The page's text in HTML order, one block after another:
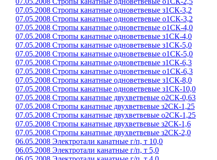
07.05.2008 Стропы канатные одноветвевые з1СК-3,2
07.05.2008 Стропы канатные одноветвевые о1СК-3,2
07.05.2008 Стропы канатные одноветвевые о1СК-4,0
07.05.2008 Стропы канатные одноветвевые з1СК-4,0
07.05.2008 Стропы канатные одноветвевые з1СК-5,0
07.05.2008 Стропы канатные одноветвевые о1СК-5,0
07.05.2008 Стропы канатные одноветвевые з1СК-6,3
07.05.2008 Стропы канатные одноветвевые о1СК-6,3
07.05.2008 Стропы канатные одноветвевые з1СК-8,0
07.05.2008 Стропы канатные одноветвевые з1СК-10,0
07.05.2008 Стропы канатные двухветвевые о2СК-0,63
07.05.2008 Стропы канатные двухветвевые з2СК-1,25
07.05.2008 Стропы канатные двухветвевые о2СК-1,25
07.05.2008 Стропы канатные двухветвевые з2СК-1,6
07.05.2008 Стропы канатные двухветвевые з2СК-2,0
06.05.2008 Электротали канатные г/п, т 10,0
06.05.2008 Электротали канатные г/п, т 5,0